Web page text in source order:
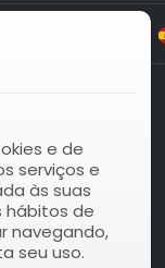
e de
serviços e
às suas
hábitos de
navegando,
seu uso.